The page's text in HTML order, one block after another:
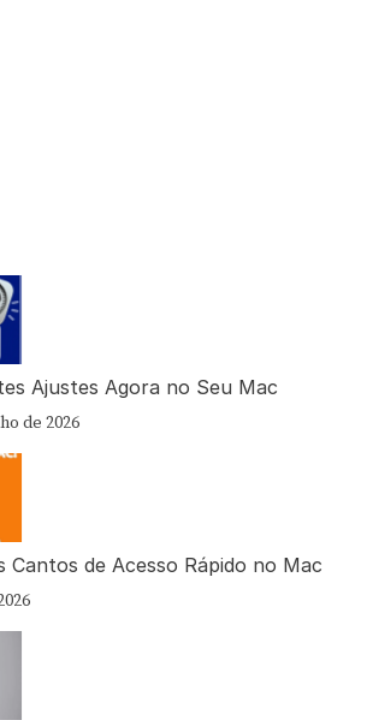
Ajustes Agora no Seu Mac
de 2026
Cantos de Acesso Rápido no Mac